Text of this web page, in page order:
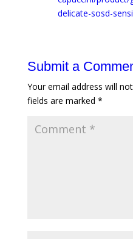
delicate-sosd-
Submit a
Your email address will
fields are marked *